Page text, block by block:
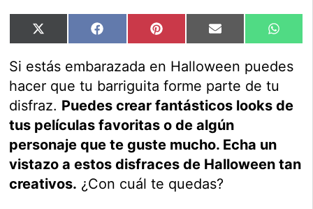
Compartir
en
X
(Twitter)
Compartir
en
Facebook Compartir
en
Pinterest Compartir
en
Email
en
Si estás embarazada en Halloween puedes
hacer que tu barriguita forme parte de tu
disfraz. Puedes crear fantásticos looks de
tus películas favoritas o de algún
personaje que te guste mucho. Echa un
vistazo a estos disfraces de Halloween tan
creativos. ¿Con cuál te quedas?